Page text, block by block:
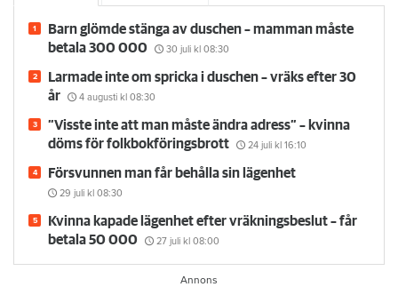
Barn glömde stänga av duschen – mamman måste
betala 300 000
30 juli kl 08:30
Larmade inte om spricka i duschen – vräks efter 30
år
4 augusti kl 08:30
”Visste inte att man måste ändra adress” – kvinna
döms för folkbokföringsbrott
24 juli kl 16:10
Försvunnen man får behålla sin lägenhet
29 juli kl 08:30
Kvinna kapade lägenhet efter vräkningsbeslut – får
betala 50 000
27 juli kl 08:00